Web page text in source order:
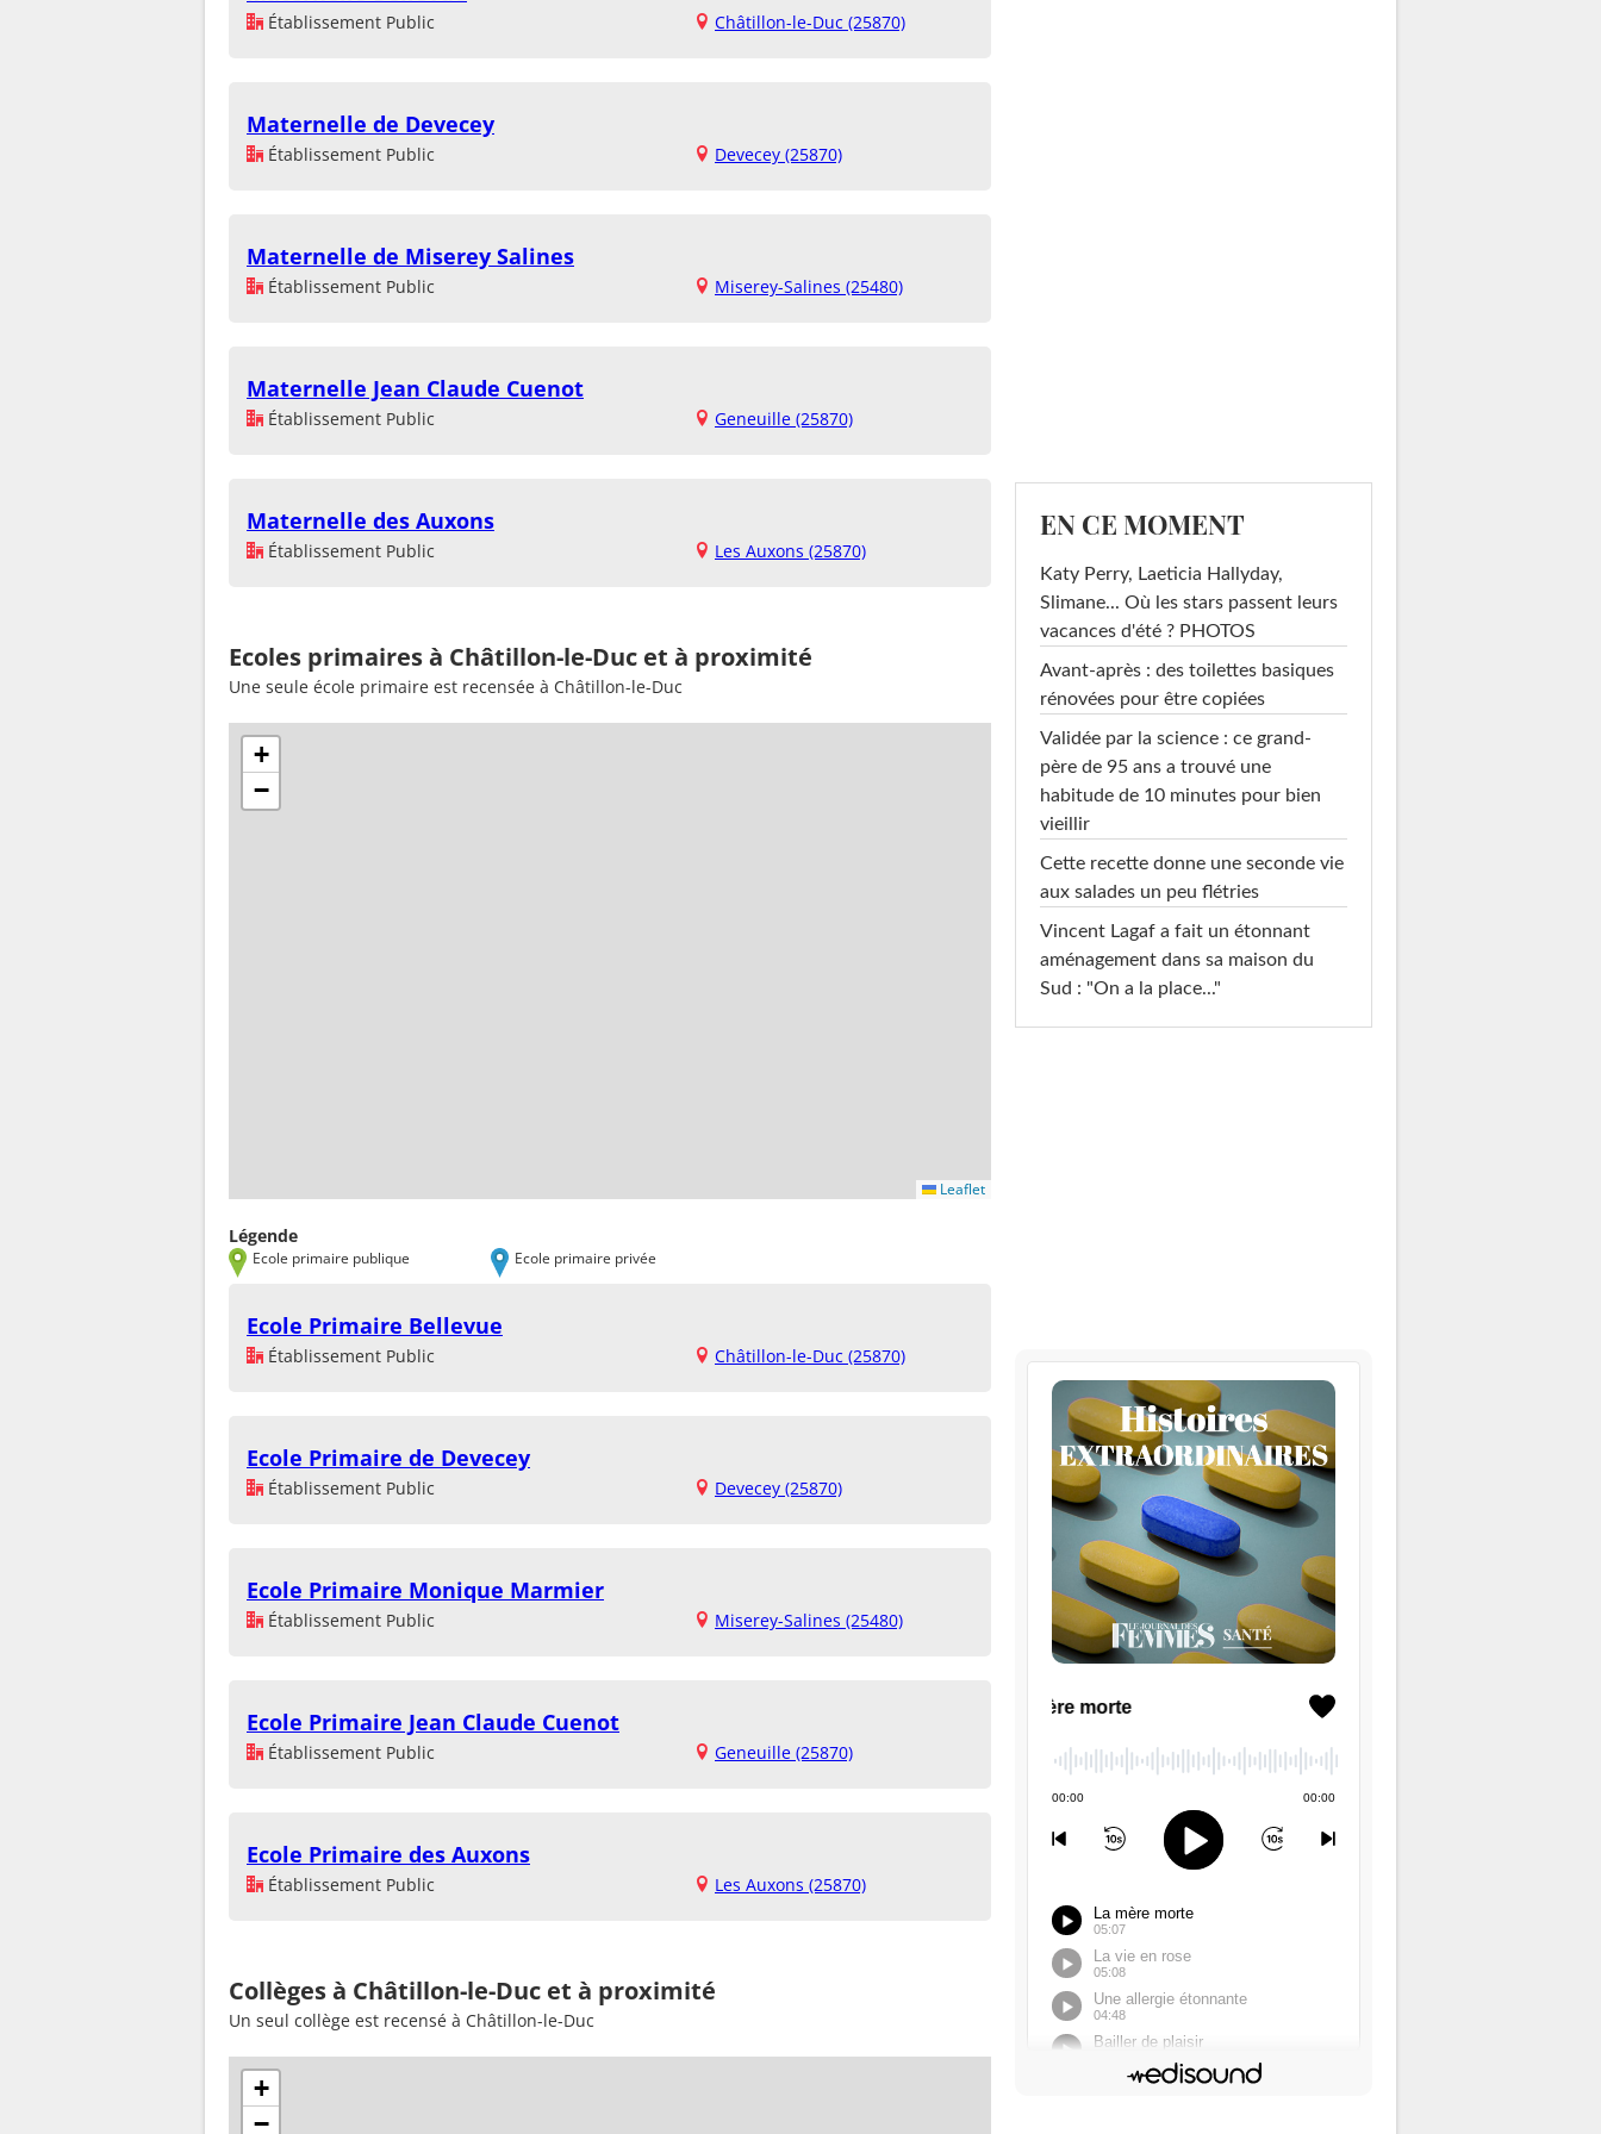
Établissement Public Châtillon-le-Duc (25870)
Maternelle de Devecey
Établissement Public Devecey (25870)
Maternelle de Miserey Salines
Établissement Public Miserey-Salines (25480)
Maternelle Jean Claude Cuenot
Établissement Public Geneuille (25870)
Maternelle des Auxons
Établissement Public Les Auxons (25870)
Ecoles primaires à Châtillon-le-Duc et à proximité
Une seule école primaire est recensée à Châtillon-le-Duc
+
−
Leaflet
Légende
Ecole primaire publique Ecole primaire privée
Ecole Primaire Bellevue
Établissement Public Châtillon-le-Duc (25870)
Ecole Primaire de Devecey
Établissement Public Devecey (25870)
Ecole Primaire Monique Marmier
Établissement Public Miserey-Salines (25480)
Ecole Primaire Jean Claude Cuenot
Établissement Public Geneuille (25870)
Ecole Primaire des Auxons
Établissement Public Les Auxons (25870)
Collèges à Châtillon-le-Duc et à proximité
Un seul collège est recensé à Châtillon-le-Duc
+
−
EN CE MOMENT
Katy Perry, Laeticia Hallyday,
Slimane... Où les stars passent leurs
vacances d'été ? PHOTOS
Avant-après : des toilettes basiques
rénovées pour être copiées
Validée par la science : ce grand-
père de 95 ans a trouvé une
habitude de 10 minutes pour bien
vieillir
Cette recette donne une seconde vie
aux salades un peu flétries
Vincent Lagaf a fait un étonnant
aménagement dans sa maison du
Sud : "On a la place..."